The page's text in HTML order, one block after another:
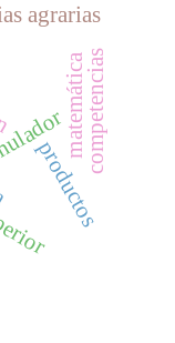
agrarias
matemática
productos
competencias